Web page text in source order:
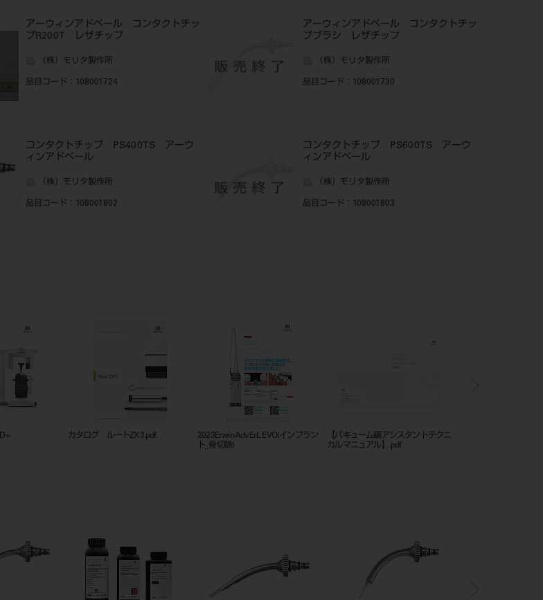
アーウィンアドベール コンタクトチッ
プR200T レザチップ
（株）モリタ製作所
品目コード ：108001724
アーウィンアドベール コンタクトチッ
プブラシ レザチップ
（株）モリタ製作所
品目コード ：108001730
コンタクトチップ PS400TS アーウ
ィンアドベール
（株）モリタ製作所
品目コード ：108001802
コンタクトチップ PS600TS アーウ
ィンアドベール
（株）モリタ製作所
品目コード ：108001803
カタログ ルートZX3.pdf
2023Erwin AdvErL EVO(インプラン
ト_骨切除)
【バキューム編アシスタントテクニ
カルマニュアル】.pdf